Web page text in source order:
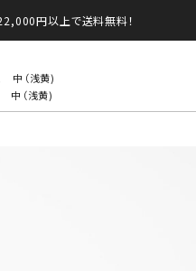
円以上で送料無料！
中（浅黄)
中（浅黄)